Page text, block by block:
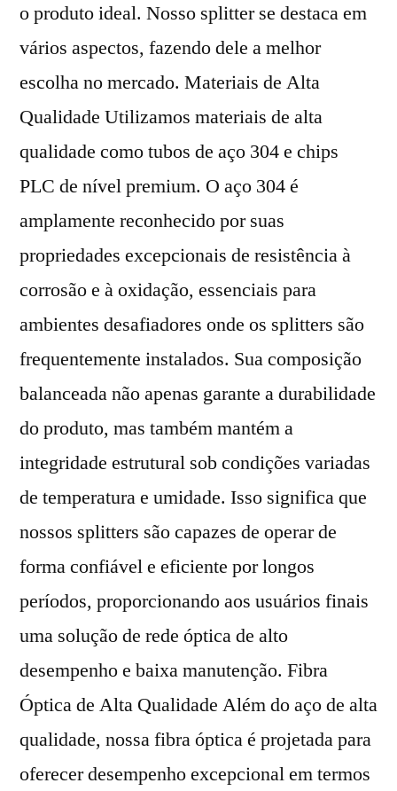
o produto ideal. Nosso splitter se destaca em
vários aspectos, fazendo dele a melhor
escolha no mercado. Materiais de Alta
Qualidade Utilizamos materiais de alta
qualidade como tubos de aço 304 e chips
PLC de nível premium. O aço 304 é
amplamente reconhecido por suas
propriedades excepcionais de resistência à
corrosão e à oxidação, essenciais para
ambientes desafiadores onde os splitters são
frequentemente instalados. Sua composição
balanceada não apenas garante a durabilidade
do produto, mas também mantém a
integridade estrutural sob condições variadas
de temperatura e umidade. Isso significa que
nossos splitters são capazes de operar de
forma confiável e eficiente por longos
períodos, proporcionando aos usuários finais
uma solução de rede óptica de alto
desempenho e baixa manutenção. Fibra
Óptica de Alta Qualidade Além do aço de alta
qualidade, nossa fibra óptica é projetada para
oferecer desempenho excepcional em termos